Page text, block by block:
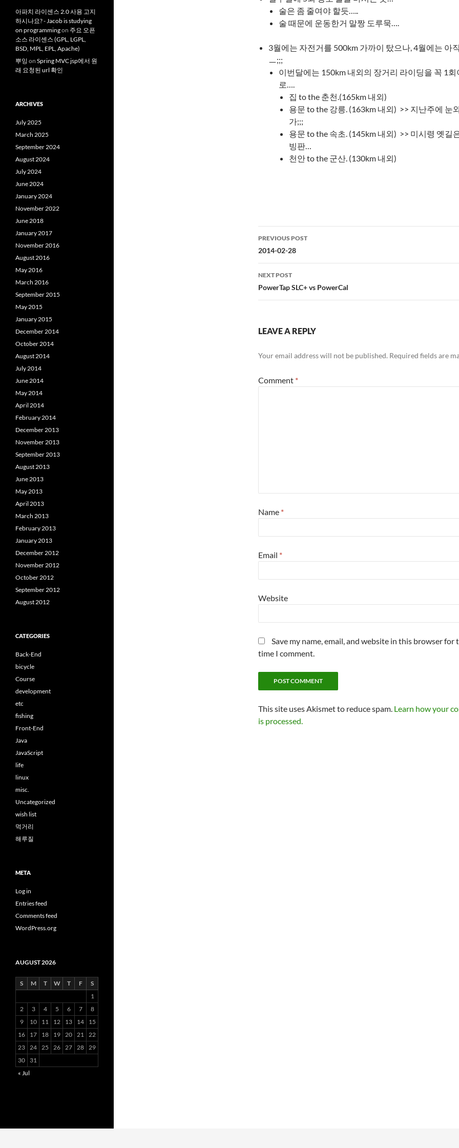
술은 좀 줄여야 할듯…..
술 때문에 운동한거 말짱 도루묵….
3월에는 자전거를 500km 가까이 탔으나, 4월에는 아
ㅡ;;;
이번달에는 150km 내외의 장거리 라이딩을 꼭 1회
로….
집 to the 춘천.(165km 내외)
용문 to the 강릉. (163km 내외) >> 지난주에 눈
가;;;
용문 to the 속초. (145km 내외) >> 미시령 옛길
빙판…
천안 to the 군산. (130km 내외)
Post
navigation
PREVIOUS POST
2014-02-28
NEXT POST
PowerTap SLC+ vs PowerCal
LEAVE A REPLY
Your email address will not be published. Required fields are
Comment *
Name *
Email *
Website
Save my name, email, and website in this browser for
time I comment.
This site uses Akismet to reduce spam. Learn how your
is processed.
아파치 라이센스 2.0 사용 고지
하시나요? - Jacob is studying
on programmingon 주요 오픈
소스 라이센스 (GPL, LGPL,
BSD, MPL, EPL, Apache)
뿌잉 on Spring MVC jsp에서 원
래 요청된 url 확인
ARCHIVES
July 2025
March 2025
September 2024
August 2024
July 2024
June 2024
January 2024
November 2022
June 2018
January 2017
November 2016
August 2016
May 2016
March 2016
September 2015
May 2015
January 2015
December 2014
October 2014
August 2014
July 2014
June 2014
May 2014
April 2014
February 2014
December 2013
November 2013
September 2013
August 2013
June 2013
May 2013
April 2013
March 2013
February 2013
January 2013
December 2012
November 2012
October 2012
September 2012
August 2012
CATEGORIES
Back-End
bicycle
Course
development
etc
fishing
Front-End
Java
JavaScript
life
linux
misc.
Uncategorized
wish list
먹거리
해루질
META
Log in
Entries feed
Comments feed
WordPress.org
AUGUST 2026
S M T W T F
S
1
2
3 4 5 6 7
8
9
10 11 12 13 14
15
16
17 18 19 20 21 22
23 24 25 26 27 28 29
30
31
« Jul